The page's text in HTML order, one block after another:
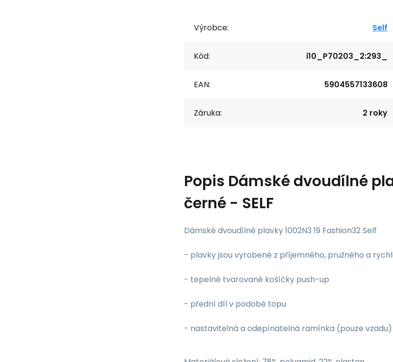
Výrobce: Self
Kód: i10_P70203_2:293_
EAN: 5904557133608
Záruka: 2 roky
Popis Dámské dvoudílné
černé - SELF
Dámské dvoudílné plavky 1002N3 19 Fashion32 Self
- plavky jsou vyrobené z příjemného, pružného a
- tepelně tvarované košíčky push-up
- přední díl v podobě topu
- nastavitelná a odepínatelná ramínka (pouze vzadu)